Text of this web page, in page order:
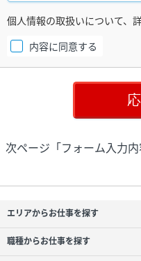
個人情報の取扱いについて、
内容に同意する
次ページ「フォーム入力
エリアからお仕事を探す
職種からお仕事を探す